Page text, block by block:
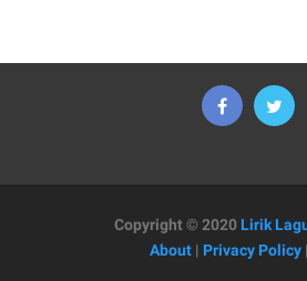
Copyright © 2020 Lirik
About | Privacy Policy